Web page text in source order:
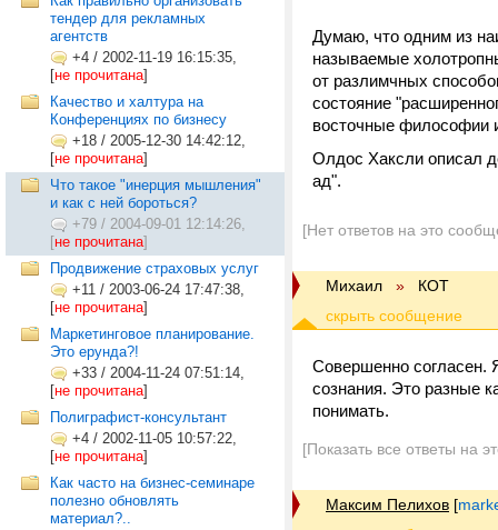
тендер для рекламных
агентств
+4 / 2002-11-19 16:15:35,
[не прочитана]
Качество и халтура на
Конференциях по бизнесу
+18 / 2005-12-30 14:42:12,
[не прочитана]
Что такое "инерция мышления"
и как с ней бороться?
+79 / 2004-09-01 12:14:26,
[не прочитана]
Продвижение страховых услуг
+11 / 2003-06-24 17:47:38,
[не прочитана]
Маркетинговое планирование.
Это ерунда?!
+33 / 2004-11-24 07:51:14,
[не прочитана]
Полиграфист-консультант
+4 / 2002-11-05 10:57:22,
[не прочитана]
Как часто на бизнес-семинаре
полезно обновлять
материал?..
Думаю, что одним из
называемые
от разлимчных
состояние
восточные философии
Олдос Хаксли описал
ад".
[Нет ответов на это
Михаил » КОТ
Совершенно согласен.
сознания. Это разные
понимать.
[Показать все ответы на
Максим Пелихов [